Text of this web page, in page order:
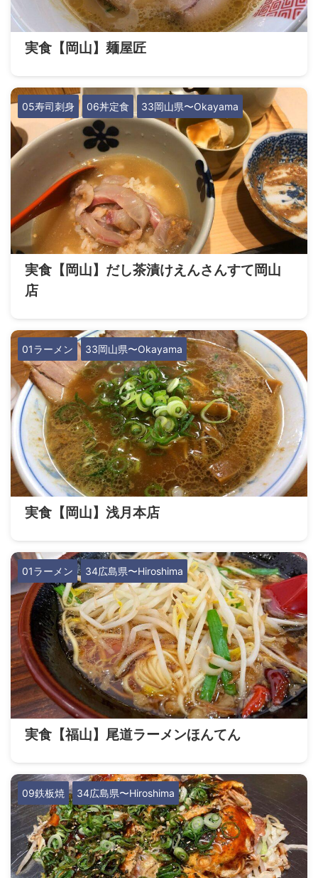
実食【岡山】麺屋匠
05寿司刺身 06丼定食 33岡山県〜Okayama
実食【岡山】だし茶漬けえんさんすて岡山
店
01ラーメン 33岡山県〜Okayama
実食【岡山】浅月本店
01ラーメン 34広島県〜Hiroshima
実食【福山】尾道ラーメンほんてん
09鉄板焼 34広島県〜Hiroshima